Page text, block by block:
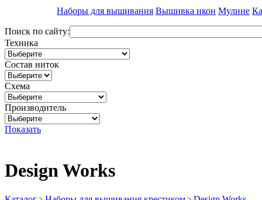
Наборы для вышивания Вышивка икон Мулине
Поиск по сайту:
Техника
Состав ниток
Схема
Производитель
Показать
Design Works